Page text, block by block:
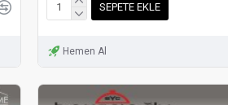
SEPETE EKLE
Hemen Al